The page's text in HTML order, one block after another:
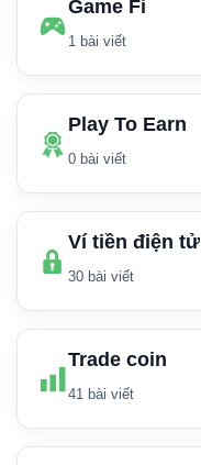
Game Fi
1 bài viết
Play To Earn
0 bài viết
Ví tiền điện tử
30 bài viết
Trade coin
41 bài viết